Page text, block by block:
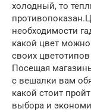
холодный, то
необходимости
какой цвет
своих
Посещая
с вешалки вам
какой стоит
выбора и